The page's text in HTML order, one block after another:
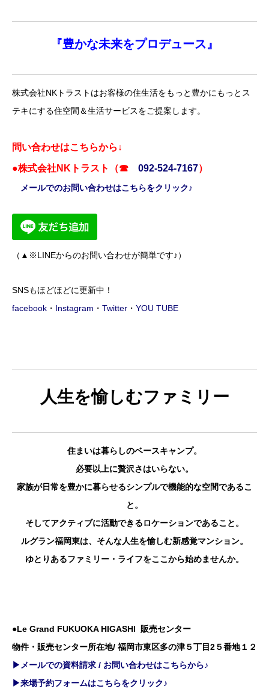
『豊かな未来をプロデュース』
株式会社NKトラストはお客様の住生活をもっと豊かにもっとス
テキにする住空間＆生活サービスをご提案します。
問い合わせはこちらから↓
●株式会社NKトラスト（☎ 092-524-7167）
メールでのお問い合わせはこちらをクリック♪
（▲※LINEからのお問い合わせが簡単です♪）
SNSもほどほどに更新中！
facebook ・ Instagram ・ Twitter ・ YOU TUBE
人生を愉しむファミリー
住まいは暮らしのベースキャンプ。
必要以上に贅沢さはいらない。
家族が日常を豊かに暮らせるシンプルで機能的な空間であるこ
と。
そしてアクティブに活動できるロケーションであること。
ルグラン福岡東は、そんな人生を愉しむ新感覚マンション。
ゆとりあるファミリー・ライフをここから始めませんか。
●Le Grand FUKUOKA HIGASHI 販売センター
物件・販売センター所在地/ 福岡市東区多の津５丁目2５番地１２
▶メールでの資料請求 / お問い合わせはこちらから♪
▶来場予約フォームはこちらをクリック♪